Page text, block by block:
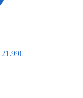
21.99€